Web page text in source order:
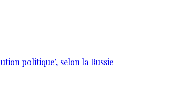
politique", selon la Russie